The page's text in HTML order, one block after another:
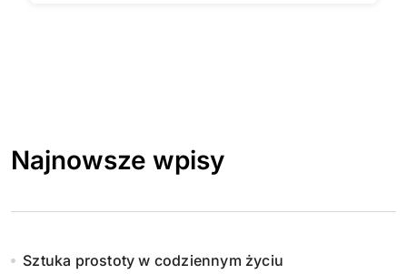
Najnowsze wpisy
Sztuka prostoty w codziennym życiu